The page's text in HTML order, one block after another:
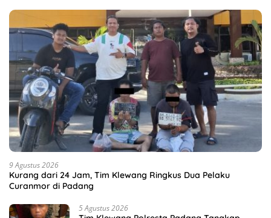
9 Agustus 2026
Kurang dari 24 Jam, Tim Klewang Ringkus Dua Pelaku
Curanmor di Padang
5 Agustus 2026